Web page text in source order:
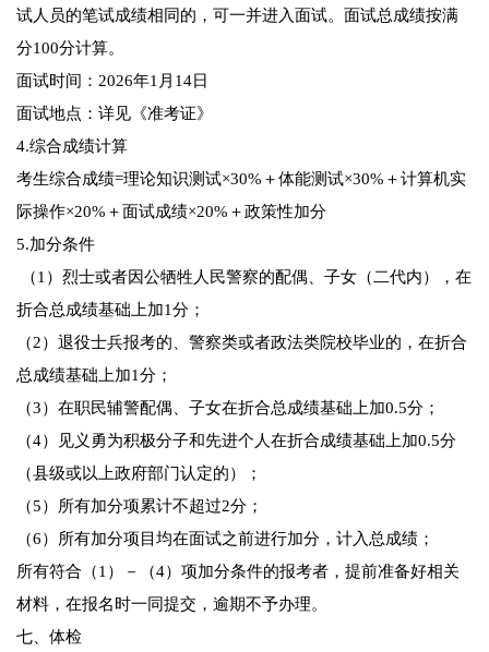
试人员的笔试成绩相同的，可一并进入面试。面试总成绩按满
分100分计算。
面试时间：2026年1月14日
面试地点：详见《准考证》
4.综合成绩计算
考生综合成绩=理论知识测试×30%＋体能测试×30%＋计算机实
际操作×20%＋面试成绩×20%＋政策性加分
5.加分条件
（1）烈士或者因公牺牲人民警察的配偶、子女（二代内），在
折合总成绩基础上加1分；
（2）退役士兵报考的、警察类或者政法类院校毕业的，在折合
总成绩基础上加1分；
（3）在职民辅警配偶、子女在折合总成绩基础上加0.5分；
（4）见义勇为积极分子和先进个人在折合成绩基础上加0.5分
（县级或以上政府部门认定的）；
（5）所有加分项累计不超过2分；
（6）所有加分项目均在面试之前进行加分，计入总成绩；
所有符合（1）－（4）项加分条件的报考者，提前准备好相关
材料，在报名时一同提交，逾期不予办理。
七、体检